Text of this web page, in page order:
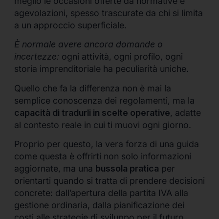
agevolazioni, spesso trascurate da chi si limita
a un approccio superficiale.
È normale avere ancora domande o
incertezze: ogni attività, ogni profilo, ogni
storia imprenditoriale ha peculiarità uniche.
Quello che fa la differenza non è mai la
semplice conoscenza dei regolamenti, ma la
capacità di tradurli in scelte operative, adatte
al contesto reale in cui ti muovi ogni giorno.
Proprio per questo, la vera forza di una guida
come questa è offrirti non solo informazioni
aggiornate, ma una bussola pratica per
orientarti quando si tratta di prendere decisioni
concrete: dall’apertura della partita IVA alla
gestione ordinaria, dalla pianificazione dei